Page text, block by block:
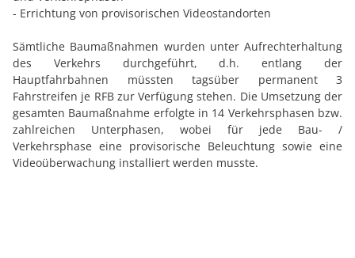
- Errichtung von provisorischen Videostandorten
Sämtliche Baumaßnahmen wurden unter Aufrechterhaltung
des Verkehrs durchgeführt, d.h. entlang der
Hauptfahrbahnen müssten tagsüber permanent 3
Fahrstreifen je RFB zur Verfügung stehen. Die Umsetzung der
gesamten Baumaßnahme erfolgte in 14 Verkehrsphasen bzw.
zahlreichen Unterphasen, wobei für jede Bau- /
Verkehrsphase eine provisorische Beleuchtung sowie eine
Videoüberwachung installiert werden musste.